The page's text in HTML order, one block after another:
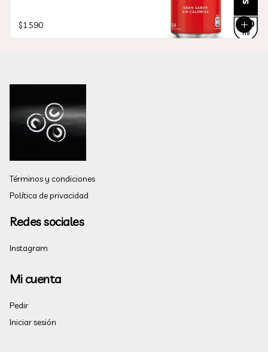
$1.590
Términos y condiciones
Política de privacidad
Redes sociales
Instagram
Mi cuenta
Pedir
Iniciar sesión